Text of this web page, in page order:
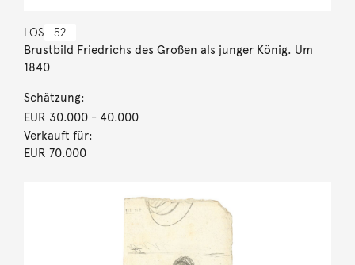
LOS 52
Brustbild Friedrichs des Großen als junger König. Um
1840
Schätzung:
EUR 30.000- 40.000
Verkauft für:
EUR 70.000